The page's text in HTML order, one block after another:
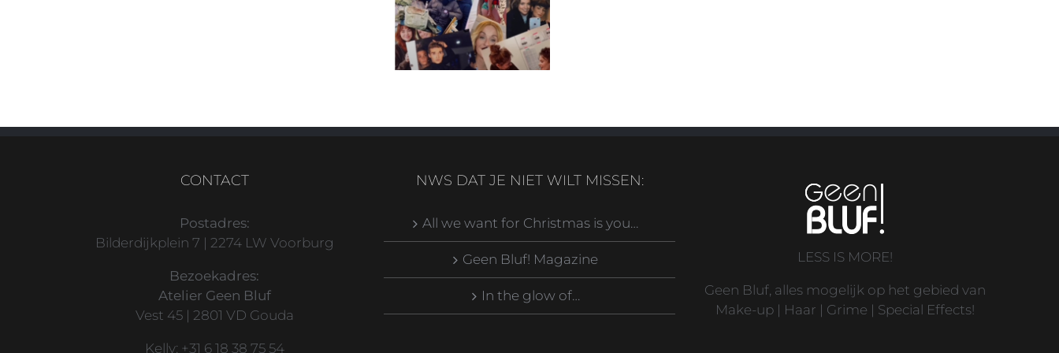
CONTACT
Postadres:
Bilderdijkplein 7 | 2274 LW Voorburg
Bezoekadres:
Atelier Geen Bluf
Vest 45 | 2801 VD Gouda
Kelly: +31 6 18 38 75 54
NWS DAT JE NIET WILT MISSEN:
All we want for Christmas is you…
Geen Bluf! Magazine
In the glow of…
LESS IS MORE!
Geen Bluf, alles mogelijk op het gebied van
Make-up | Haar | Grime | Special Effects!